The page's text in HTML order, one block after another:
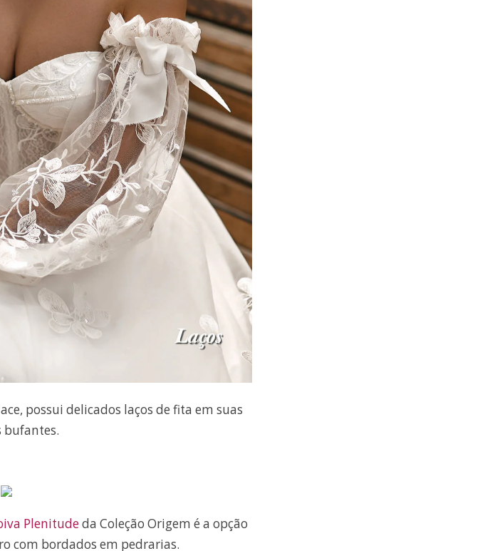
possui delicados laços de fita em suas
bufantes.
Plenitudeda Coleção Origem é a opção
com bordados em pedrarias.